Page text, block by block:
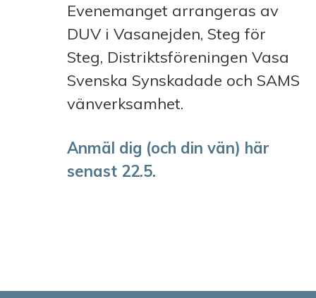
Evenemanget arrangeras av
DUV i Vasanejden, Steg för
Steg, Distriktsföreningen Vasa
Svenska Synskadade och SAMS
vänverksamhet.
Anmäl dig (och din vän) här
senast 22.5.